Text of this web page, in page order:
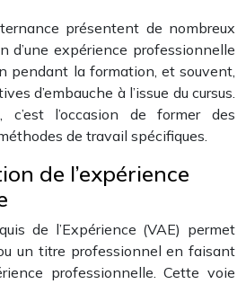
présentent de nombreux
d’une expérience professionnelle
pendant la formation, et souvent,
d’embauche à l’issue du cursus.
c’est l’occasion de former des
de travail spécifiques.
de l’expérience
de l’Expérience (VAE) permet
un titre professionnel en faisant
professionnelle. Cette voie